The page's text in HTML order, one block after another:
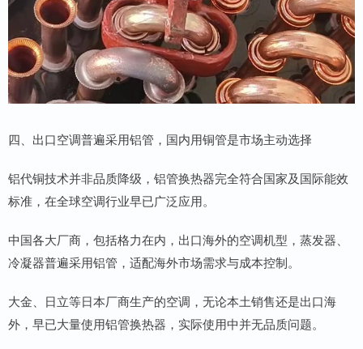
四、出口空调普遍采用铝管，国内用铜管是市场主动选择
铝代铜技术并非品质降级，铝管换热器完全符合国家及国际能效
标准，在全球空调行业早已广泛应用。
中国各大厂商，包括格力在内，出口海外的空调机型，蒸发器、
冷凝器普遍采用铝管，适配海外市场需求与成本控制。
大金、日立等日本厂商生产的空调，无论本土销售还是出口海
外，早已大量使用铝管换热器，实际使用中并无品质问题。